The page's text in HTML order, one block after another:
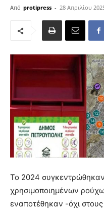
Από protipress - 28 Απριλίου
Το 2024
χρησιμοποιημένων
εναποτέθηκαν -όχι